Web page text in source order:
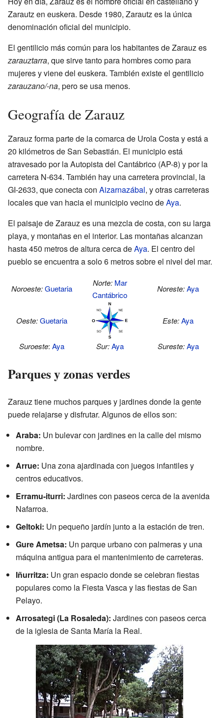
Zarautz en euskera. Desde 1980, Zarautz es la única
denominación oficial del municipio.
El gentilicio más común para los habitantes de Zarauz es
zarauztarra, que sirve tanto para hombres como para
mujeres y viene del euskera. También existe el gentilicio
zarauzano/-na, pero se usa menos.
Geografía de Zarauz
Zarauz forma parte de la comarca de Urola Costa y está a
20 kilómetros de San Sebastián. El municipio está
atravesado por la Autopista del Cantábrico (AP-8) y por la
carretera N-634. También hay una carretera provincial, la
GI-2633, que conecta con Aizarnazábal, y otras carreteras
locales que van hacia el municipio vecino deAya.
El paisaje de Zarauz es una mezcla de costa, con su larga
playa, y montañas en el interior. Las montañas alcanzan
hasta 450 metros de altura cerca deAya. El centro del
pueblo se encuentra a solo 6 metros sobre el nivel del mar.
Noroeste:Guetaria
Norte: Mar
Cantábrico
Noreste:Aya
Oeste:Guetaria Este:Aya
Suroeste: Aya Sur: Aya Sureste: Aya
Parques y zonas verdes
Zarauz tiene muchos parques y jardines donde la gente
puede relajarse y disfrutar. Algunos de ellos son:
Araba: Un bulevar con jardines en la calle del mismo
nombre.
Arrue: Una zona ajardinada con juegos infantiles y
centros educativos.
Erramu-iturri: Jardines con paseos cerca de la avenida
Nafarroa.
Geltoki: Un pequeño jardín junto a la estación de tren.
Gure Ametsa: Un parque urbano con palmeras y una
máquina antigua para el mantenimiento de carreteras.
Iñurritza: Un gran espacio donde se celebran fiestas
populares como la Fiesta Vasca y las fiestas de San
Pelayo.
Arrosategi (La Rosaleda): Jardines con paseos cerca
de la iglesia de Santa María la Real.